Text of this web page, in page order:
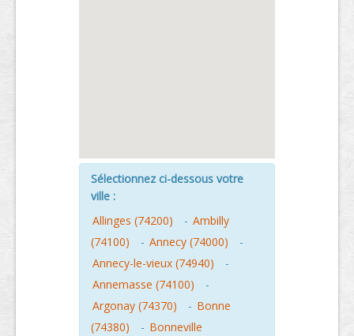
Sélectionnez ci-dessous votre
ville :
Allinges (74200)
- Ambilly
(74100)
- Annecy (74000)
-
Annecy-le-vieux (74940)
-
Annemasse (74100)
-
Argonay (74370)
- Bonne
(74380)
- Bonneville